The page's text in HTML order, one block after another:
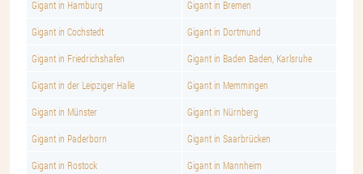
Gigant in Hamburg Gigant in Bremen
Gigant in Cochstedt Gigant in Dortmund
Gigant in Friedrichshafen Gigant in Baden Baden, Karlsruhe
Gigant in der Leipziger Halle Gigant in Memmingen
Gigant in Münster Gigant in Nürnberg
Gigant in Paderborn Gigant in Saarbrücken
Gigant in Rostock Gigant in Mannheim